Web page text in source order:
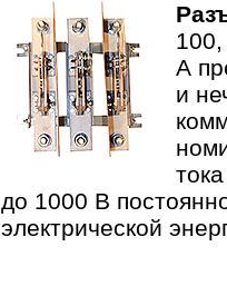
А
и
до 1000 В
электрической